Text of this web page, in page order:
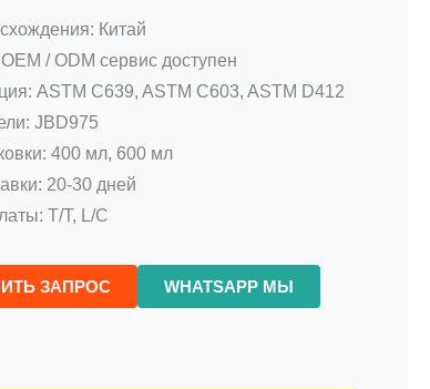
Китай
/ ODM сервис доступен
ASTM C639, ASTM C603, ASTM D412
JBD975
400 мл, 600 мл
20-30 дней
T/T, L/C
ЗАПРОС WHATSAPP МЫ